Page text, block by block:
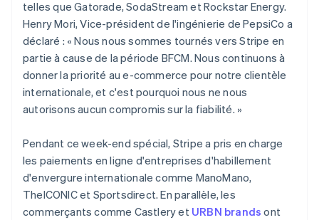
telles que Gatorade, SodaStream et Rockstar Energy.
Henry Mori, Vice-président de l'ingénierie de PepsiCo a
déclaré : « Nous nous sommes tournés vers Stripe en
partie à cause de la période BFCM. Nous continuons à
donner la priorité au e-commerce pour notre clientèle
internationale, et c'est pourquoi nous ne nous
autorisons aucun compromis sur la fiabilité. »
Pendant ce week-end spécial, Stripe a pris en charge
les paiements en ligne d'entreprises d'habillement
d'envergure internationale comme ManoMano,
TheICONIC et Sportsdirect. En parallèle, les
commerçants comme Castlery et URBN brands ont
Allemagne
DeutschEnglish
Australie
Autriche
DeutschEnglish
Belgique
Nederlands FrançaisDeutschEnglish
Brésil
PortuguêsEnglish